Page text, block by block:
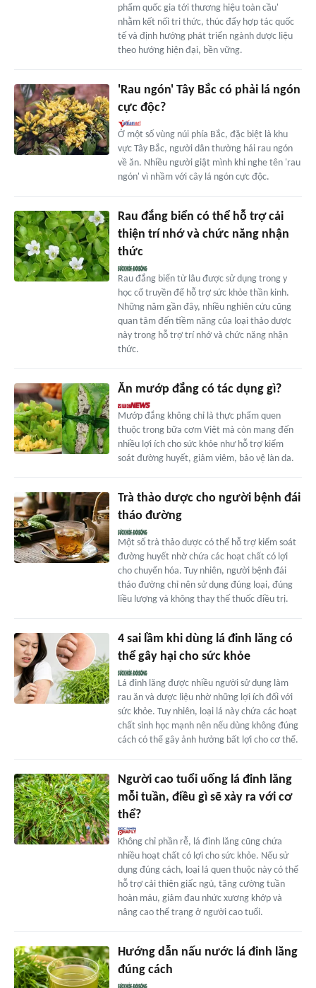
phẩm quốc gia tới thương hiệu toàn cầu'
nhằm kết nối tri thức, thúc đẩy hợp tác quốc
tế và định hướng phát triển ngành dược liệu
theo hướng hiện đại, bền vững.
'Rau ngón' Tây Bắc có phải lá ngón
cực độc?
Ở một số vùng núi phía Bắc, đặc biệt là khu
vực Tây Bắc, người dân thường hái rau ngón
về ăn. Nhiều người giật mình khi nghe tên 'rau
ngón' vì nhầm với cây lá ngón cực độc.
Rau đắng biển có thể hỗ trợ cải
thiện trí nhớ và chức năng nhận
thức
Rau đắng biển từ lâu được sử dụng trong y
học cổ truyền để hỗ trợ sức khỏe thần kinh.
Những năm gần đây, nhiều nghiên cứu cũng
quan tâm đến tiềm năng của loại thảo dược
này trong hỗ trợ trí nhớ và chức năng nhận
thức.
Ăn mướp đắng có tác dụng gì?
Mướp đắng không chỉ là thực phẩm quen
thuộc trong bữa cơm Việt mà còn mang đến
nhiều lợi ích cho sức khỏe như hỗ trợ kiểm
soát đường huyết, giảm viêm, bảo vệ làn da.
Trà thảo dược cho người bệnh đái
tháo đường
Một số trà thảo dược có thể hỗ trợ kiểm soát
đường huyết nhờ chứa các hoạt chất có lợi
cho chuyển hóa. Tuy nhiên, người bệnh đái
tháo đường chỉ nên sử dụng đúng loại, đúng
liều lượng và không thay thế thuốc điều trị.
4 sai lầm khi dùng lá đinh lăng có
thể gây hại cho sức khỏe
Lá đinh lăng được nhiều người sử dụng làm
rau ăn và dược liệu nhờ những lợi ích đối với
sức khỏe. Tuy nhiên, loại lá này chứa các hoạt
chất sinh học mạnh nên nếu dùng không đúng
cách có thể gây ảnh hưởng bất lợi cho cơ thể.
Người cao tuổi uống lá đinh lăng
mỗi tuần, điều gì sẽ xảy ra với cơ
thể?
Không chỉ phần rễ, lá đinh lăng cũng chứa
nhiều hoạt chất có lợi cho sức khỏe. Nếu sử
dụng đúng cách, loại lá quen thuộc này có thể
hỗ trợ cải thiện giấc ngủ, tăng cường tuần
hoàn máu, giảm đau nhức xương khớp và
nâng cao thể trạng ở người cao tuổi.
Hướng dẫn nấu nước lá đinh lăng
đúng cách